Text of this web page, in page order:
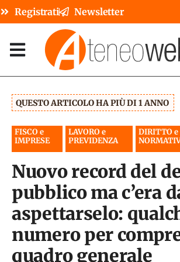
Registrati Newsletter
QUESTO ARTICOLO HA PIÙ DI 1 ANNO
FISCO e
IMPRESE
LAVORO e
PREVIDENZA
DIRITTO e
Nuovo record del
pubblico ma c’era
aspettarselo:
numero per
quadro generale